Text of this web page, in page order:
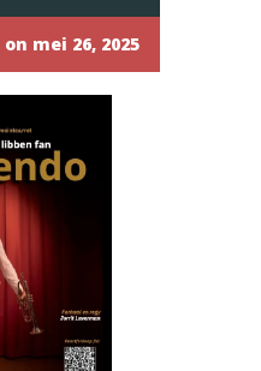
on mei 26, 2025